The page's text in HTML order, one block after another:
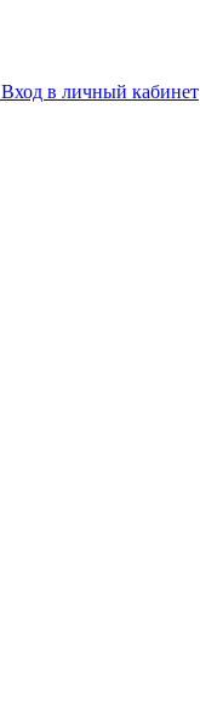
Вход в личный кабинет